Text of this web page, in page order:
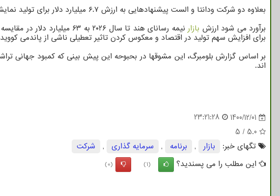
بعلاوه دو شرکت ودانتا و الست پیشنهادهایی به ارزش ۶.۷ میلیارد دلار برای تولید نمایشگر ارائه کرده اند و به دنبال دریافت ۲.۷ میلیارد دلار مشوق از طرف دولت هستند.
برآورد می شود ارزش بازار
برای افزایش سهم تولید در اقتصاد و معکوس کردن تاثیر تعطیلی ناشی از پاندمی کووید ۱۹ است.
اند.
1400/12/01
23:21:28
5.0
/
5
تگهای خبر:
بازار , برنامه , سرمایه گذاری ,
شركت
این مطلب را می پسندید؟
(1)
(0)